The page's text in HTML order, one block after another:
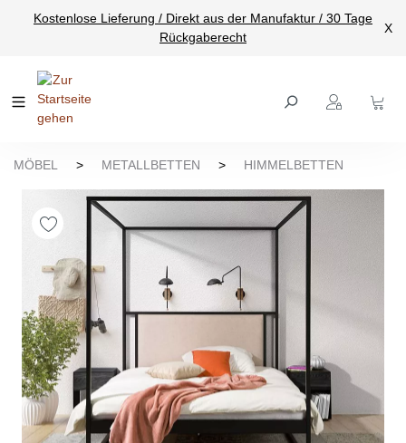
springen
Kostenlose Lieferung / Direkt aus der Manufaktur / 30 Tage
Rückgaberecht
X
MÖBEL > METALLBETTEN > HIMMELBETTEN